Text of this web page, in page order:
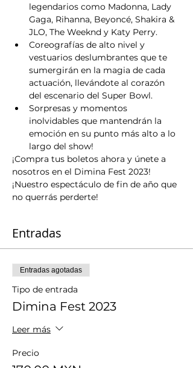
legendarios como Madonna, Lady
Gaga, Rihanna, Beyoncé, Shakira &
JLO, The Weeknd y Katy Perry.
Coreografías de alto nivel y
vestuarios deslumbrantes que te
sumergirán en la magia de cada
actuación, llevándote al corazón
del escenario del Super Bowl.
Sorpresas y momentos
inolvidables que mantendrán la
emoción en su punto más alto a lo
largo del show!
¡Compra tus boletos ahora y únete a
nosotros en el Dimina Fest 2023!
¡Nuestro espectáculo de fin de año que
no querrás perderte!
Entradas
Entradas agotadas
Tipo de entrada
Dimina Fest 2023
Leer más
Precio